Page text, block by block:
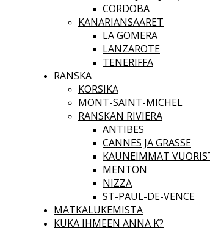
CORDOBA
KANARIANSAARET
LA GOMERA
LANZAROTE
TENERIFFA
RANSKA
KORSIKA
MONT-SAINT-MICHEL
RANSKAN RIVIERA
ANTIBES
CANNES JA GRASSE
KAUNEIMMAT
MENTON
NIZZA
ST-PAUL-DE-VENCE
MATKALUKEMISTA
KUKA IHMEEN ANNA K?